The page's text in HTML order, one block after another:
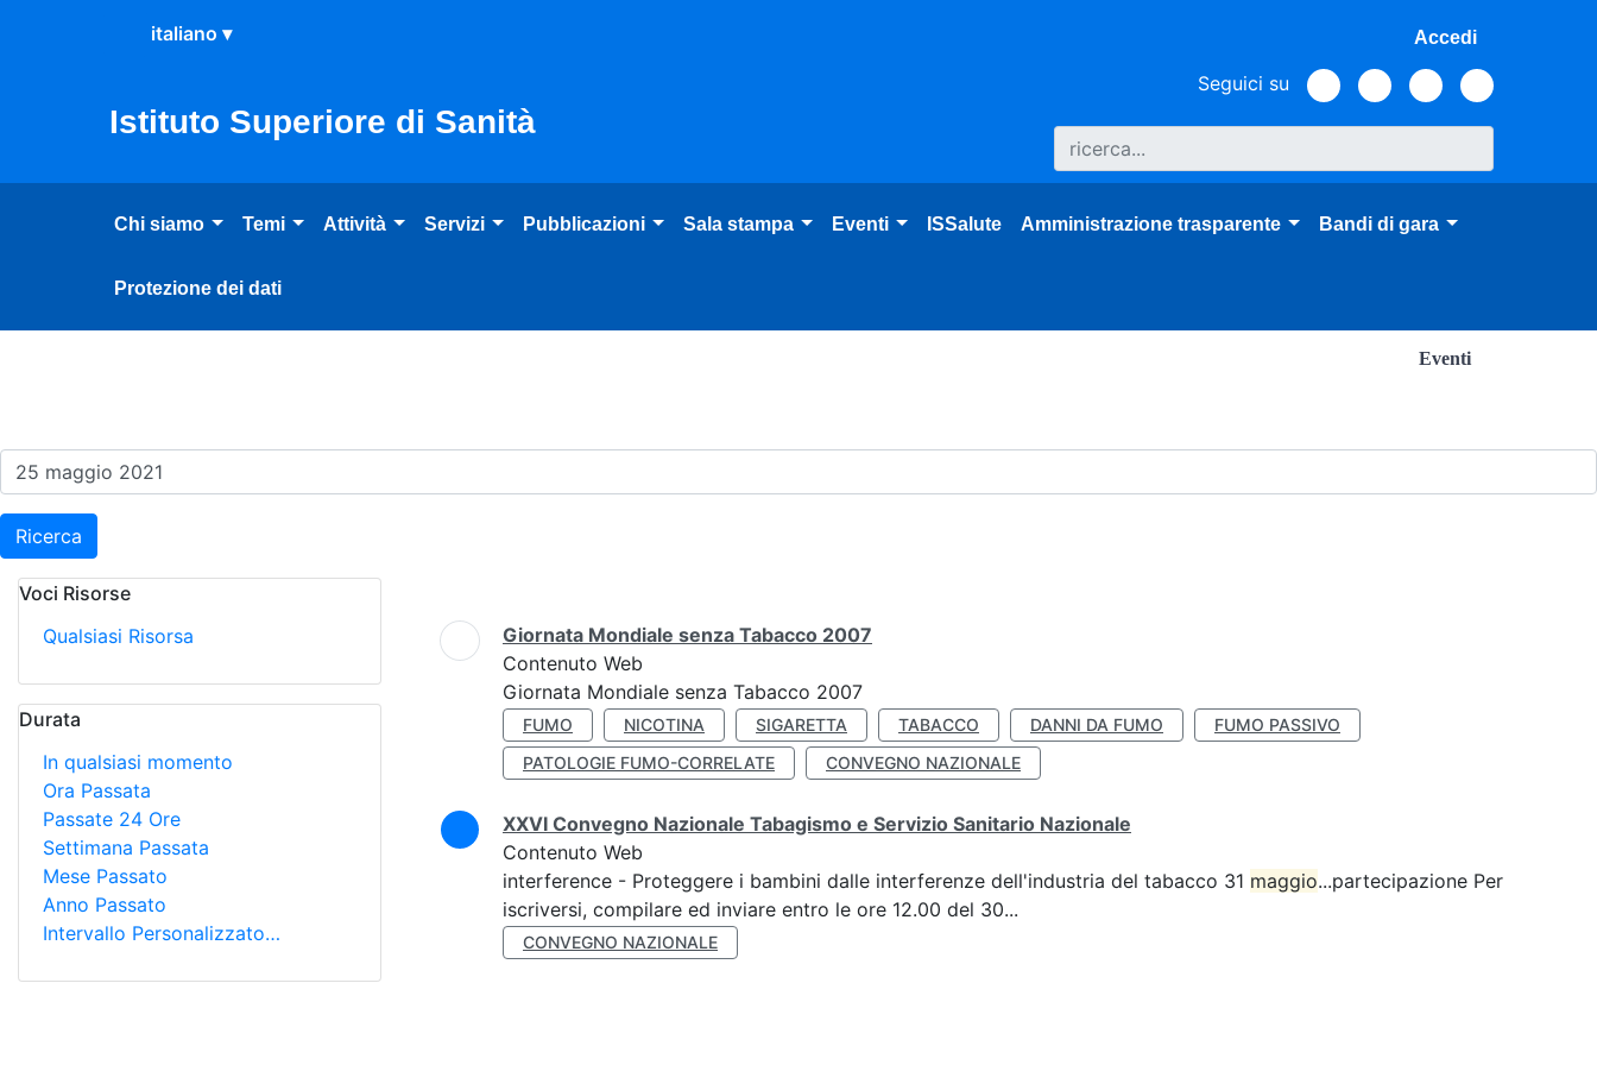
Salta al Contenuto
Salta al Footer
Accedi
Istituto Superiore di Sanità
Seguici su
Chi siamo Temi Attività Servizi Pubblicazioni Sala stampa Eventi ISSalute Amministrazione trasparente Bandi di gara
Protezione dei dati
Eventi
Ricerca
Voci Risorse
Qualsiasi Risorsa
Durata
In qualsiasi momento
Ora Passata
Passate 24 Ore
Settimana Passata
Mese Passato
Anno Passato
Intervallo Personalizzato…
Ricerca
Giornata Mondiale senza Tabacco 2007
Contenuto Web
Giornata Mondiale senza Tabacco 2007
FUMO NICOTINA SIGARETTA TABACCO DANNI DA FUMO
FUMO PASSIVO
PATOLOGIE FUMO-CORRELATE
CONVEGNO NAZIONALE
XXVI Convegno Nazionale Tabagismo e Servizio Sanitario Nazionale
Contenuto Web
interference - Proteggere i bambini dalle interferenze dell'industria del tabacco 31 maggio...partecipazione Per
iscriversi, compilare ed inviare entro le ore 12.00 del 30...
CONVEGNO NAZIONALE